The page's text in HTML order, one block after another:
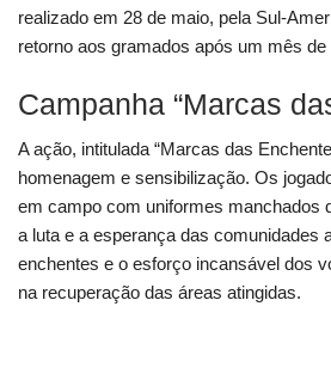
realizado em 28 de maio, pela Sul-
retorno aos gramados após um mês de
Campanha “Marcas
A ação, intitulada “Marcas das
homenagem e sensibilização. Os
em campo com uniformes manchados
a luta e a esperança das comunidades
enchentes e o esforço incansável dos
na recuperação das áreas atingidas.